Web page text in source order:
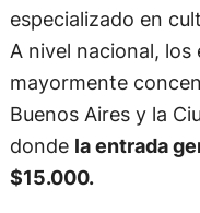
especializado en
A nivel nacional,
mayormente
Buenos Aires y la
donde la entrada
$15.000.